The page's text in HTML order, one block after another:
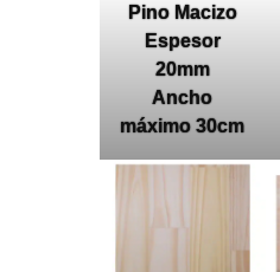
Pino Macizo
Espesor
20mm
Ancho
máximo 30cm